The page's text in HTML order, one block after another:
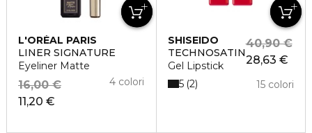
L'ORÉAL PARIS
LINER SIGNATURE
Eyeliner Matte
11,20 €
16,00 € 4 colori
SHISEIDO
TECHNOSATIN
Gel Lipstick
28,63 €
40,90 €
15 colori
5 2